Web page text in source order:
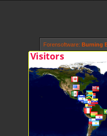
Forensoftware: Burning